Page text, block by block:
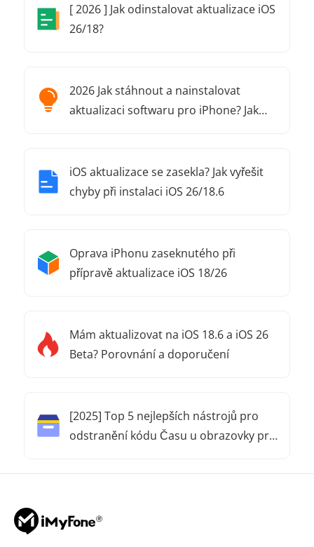
[ 2026 ] Jak odinstalovat aktualizace iOS
26/18?
2026 Jak stáhnout a nainstalovat
aktualizaci softwaru pro iPhone? Jak
iOS aktualizace se zasekla? Jak vyřešit
chyby při instalaci iOS 26/18.6
Oprava iPhonu zaseknutého při
přípravě aktualizace iOS 18/26
Mám aktualizovat na iOS 18.6 a iOS 26
Beta? Porovnání a doporučení
[2025] Top 5 nejlepších nástrojů pro
odstranění kódu Času u obrazovky pro